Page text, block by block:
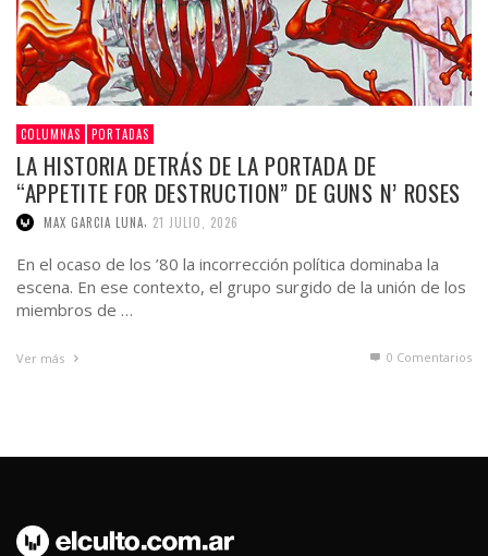
COLUMNAS PORTADAS
LA HISTORIA DETRÁS DE LA PORTADA DE
“APPETITE FOR DESTRUCTION” DE GUNS N’ ROSES
MAX GARCIA LUNA 21 JULIO, 2026
En el ocaso de los ’80 la incorrección política dominaba la
escena. En ese contexto, el grupo surgido de la unión de los
miembros de …
Ver más 0 Comentarios